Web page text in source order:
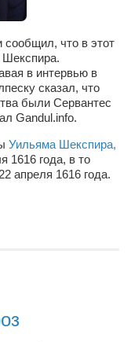
сообщил, что в этот
Шекспира.
в
сказал, что
были Сервантес
Gandul.info.
Уильяма Шекспира,
1616 года, в то
апреля 1616 года.